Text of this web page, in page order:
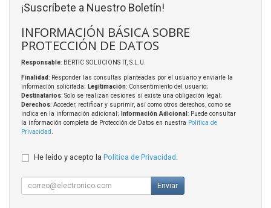
¡Suscríbete a Nuestro Boletín!
INFORMACIÓN BÁSICA SOBRE
PROTECCIÓN DE DATOS
Responsable: BERTIC SOLUCIONS IT, S.L.U.
Finalidad: Responder las consultas planteadas por el usuario y enviarle la
información solicitada; Legitimación: Consentimiento del usuario;
Destinatarios: Solo se realizan cesiones si existe una obligación legal;
Derechos: Acceder, rectificar y suprimir, así como otros derechos, como se
indica en la información adicional;
Información Adicional : Puede consultar
la información completa de Protección de Datos en nuestra Política de
Privacidad
He leído y acepto la Política de Privacidad
Enviar